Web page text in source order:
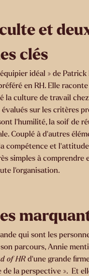
et
clés
idéal » de Patrick
en RH. Elle
la culture de travail
sur les critères
l’humilité, la soif de
Couplé à d’autres
compétence et
simples à comprendre
l’organisation.
qui sont les
parcours, Annie
of HR d’une grande
de la perspective ». Et